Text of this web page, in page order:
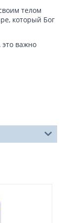
телом
который Бог
важно